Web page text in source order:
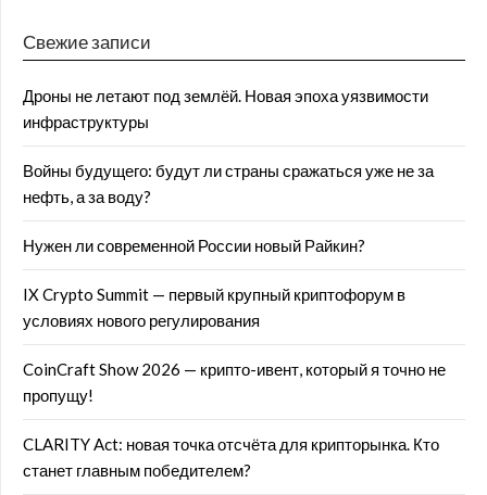
Свежие записи
Дроны не летают под землёй. Новая эпоха уязвимости
инфраструктуры
Войны будущего: будут ли страны сражаться уже не за
нефть, а за воду?
Нужен ли современной России новый Райкин?
IX Crypto Summit — первый крупный криптофорум в
условиях нового регулирования
CoinCraft Show 2026 — крипто-ивент, который я точно не
пропущу!
CLARITY Act: новая точка отсчёта для крипторынка. Кто
станет главным победителем?